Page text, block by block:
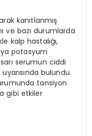
kanıtlanmış
ve bazı durumlarda
kalp hastalığı,
potasyum
serumun ciddi
bulundu.
tansiyon
gibi etkiler